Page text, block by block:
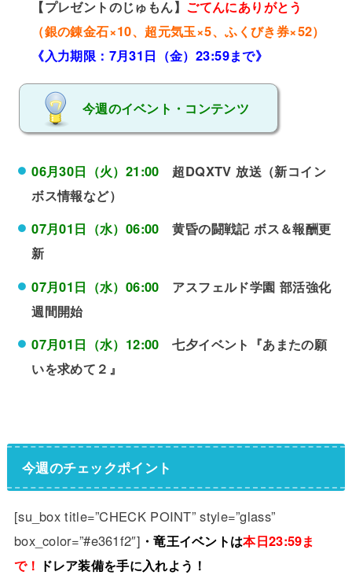
【プレゼントのじゅもん】 ごてんにありがとう
（銀の錬金石×10、超元気玉×5、ふくびき券×52）
《入力期限：7月31日（金）23:59まで》
今週のイベント・コンテンツ
06月30日（火）21:00 超DQXTV 放送（新コイン
ボス情報など）
07月01日（水）06:00 黄昏の闘戦記 ボス＆報酬更
新
07月01日（水）06:00 アスフェルド学園 部活強化
週間開始
07月01日（水）12:00 七夕イベント『あまたの願
いを求めて２』
今週のチェックポイント
[su_box title=”CHECK POINT” style=”glass”
box_color=”#e361f2″] ・竜王イベントは本日23:59ま
で！ ドレア装備を手に入れよう！